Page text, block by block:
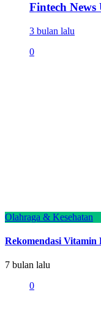
Fintech News
3 bulan lalu
0
Olahraga & Kesehatan
Rekomendasi Vitamin
7 bulan lalu
0